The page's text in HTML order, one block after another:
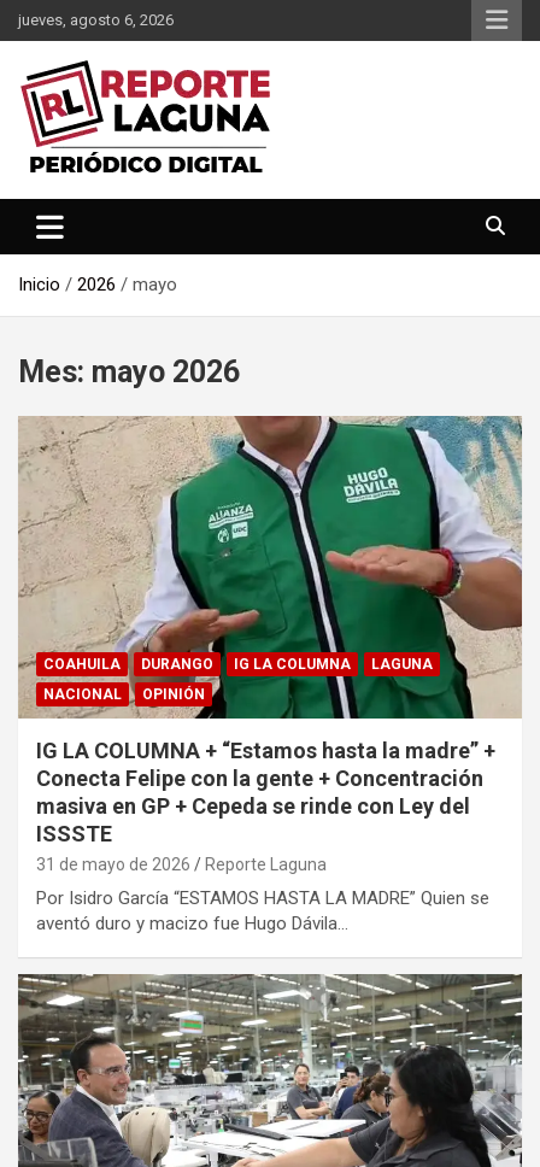
Saltar
al
contenido
jueves, agosto 6, 2026
Reporte Laguna
Inicio 2026 mayo
Mes: mayo 2026
COAHUILA DURANGO IG LA COLUMNA
LAGUNA
NACIONAL
OPINIÓN
IG LA COLUMNA + “Estamos hasta la madre” +
Conecta Felipe con la gente + Concentración
masiva en GP + Cepeda se rinde con Ley del
ISSSTE
31 de mayo de 2026 Reporte Laguna
Por Isidro García “ESTAMOS HASTA LA MADRE” Quien se
aventó duro y macizo fue Hugo Dávila…